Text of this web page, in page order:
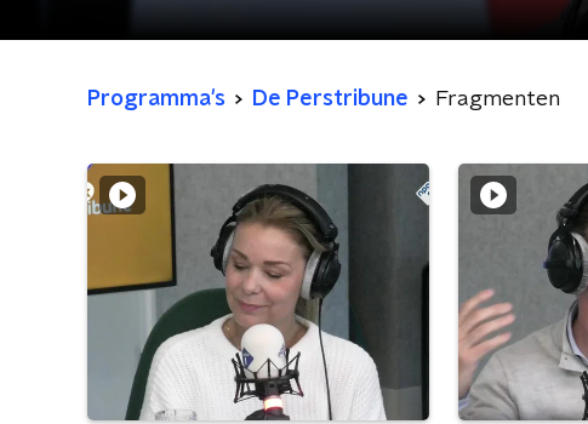
Programma's De Perstribune Fragmenten